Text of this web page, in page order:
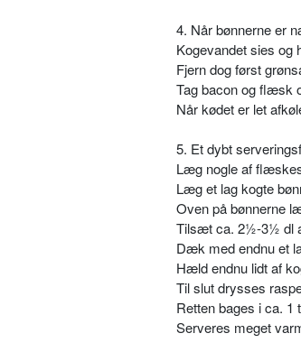
4. Når bønnerne er
Kogevandet sies og
Fjern dog først
Tag bacon og flæsk
Når kødet er let
5. Et dybt
Læg nogle af
Læg et lag kogte
Oven på bønnerne
Tilsæt ca. 2½-3½ dl
Dæk med endnu et
Hæld endnu lidt af
Til slut drysses
Retten bages i ca. 1
Serveres meget